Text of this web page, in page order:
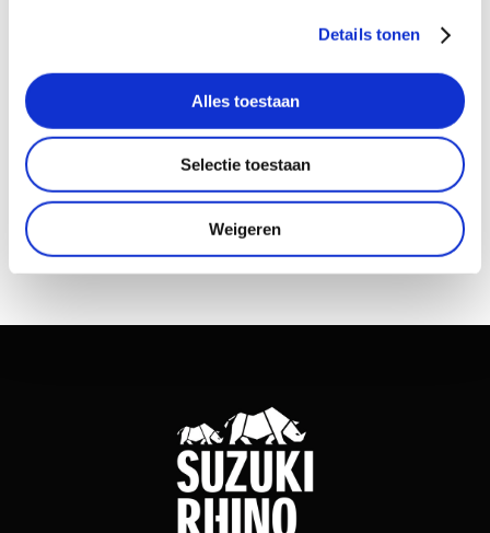
Details tonen
Alles toestaan
Selectie toestaan
Weigeren